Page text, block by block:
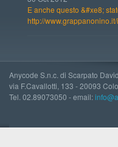
E anche questo &#xe8;
http://
Anycode S.n.c. di Scarpato
via F.Cavallotti, 133 - 20093
Tel. 02.89073050 - email: